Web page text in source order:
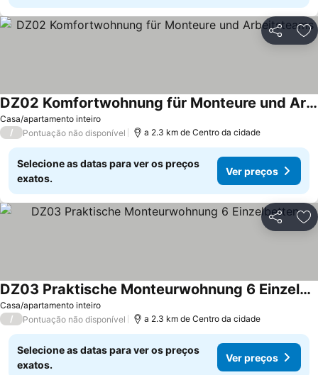
Partilhar
Casa/apartamento inteiro
DZ02 Komfortwohnung für Monteure und Arbeitsteams
Ver preços
/ Pontuação não disponível a 2.3 km de Centro da cidade
Selecione as datas para ver os preços
exatos.
Ver preços
Partilhar
Casa/apartamento inteiro
DZ03 Praktische Monteurwohnung 6 Einzelbetten
Ver preços
/ Pontuação não disponível a 2.3 km de Centro da cidade
Selecione as datas para ver os preços
exatos.
Ver preços